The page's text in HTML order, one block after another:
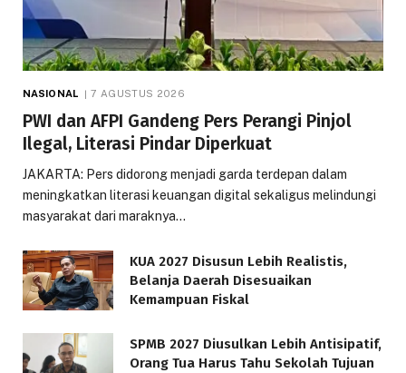
NASIONAL 7 AGUSTUS 2026
PWI dan AFPI Gandeng Pers Perangi Pinjol
Ilegal, Literasi Pindar Diperkuat
JAKARTA: Pers didorong menjadi garda terdepan dalam
meningkatkan literasi keuangan digital sekaligus melindungi
masyarakat dari maraknya…
KUA 2027 Disusun Lebih Realistis,
Belanja Daerah Disesuaikan
Kemampuan Fiskal
SPMB 2027 Diusulkan Lebih Antisipatif,
Orang Tua Harus Tahu Sekolah Tujuan